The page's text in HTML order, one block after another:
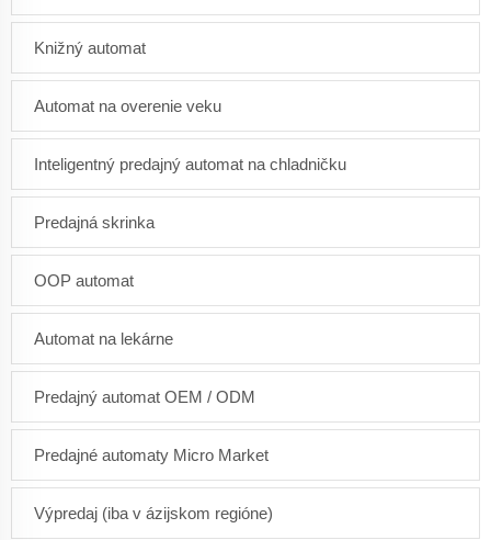
Knižný automat
Automat na overenie veku
Inteligentný predajný automat na chladničku
Predajná skrinka
OOP automat
Automat na lekárne
Predajný automat OEM / ODM
Predajné automaty Micro Market
Výpredaj (iba v ázijskom regióne)